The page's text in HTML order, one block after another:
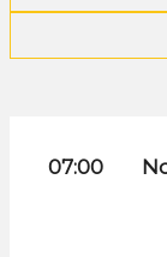
07:00